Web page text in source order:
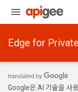
Edge for
Google은 AI 기술을 사